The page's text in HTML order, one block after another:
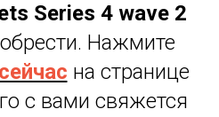
Series 4 wave 2
Нажмите
на странице
с вами свяжется